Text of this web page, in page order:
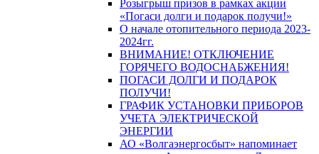
Розыгрыш призов в рамках акции
«Погаси долги и подарок получи!»
О начале отопительного периода 2023-
2024гг.
ВНИМАНИЕ! ОТКЛЮЧЕНИЕ
ГОРЯЧЕГО ВОДОСНАБЖЕНИЯ!
ПОГАСИ ДОЛГИ И ПОДАРОК
ПОЛУЧИ!
ГРАФИК УСТАНОВКИ ПРИБОРОВ
УЧЕТА ЭЛЕКТРИЧЕСКОЙ
ЭНЕРГИИ
АО «Волгаэнергосбыт» напоминает